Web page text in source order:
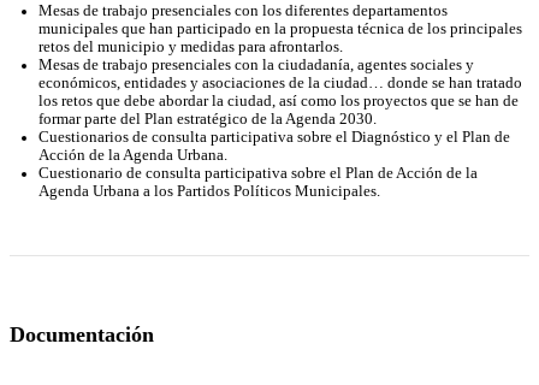
Mesas de trabajo presenciales con los diferentes departamentos
municipales que han participado en la propuesta técnica de los principales
retos del municipio y medidas para afrontarlos.
Mesas de trabajo presenciales con la ciudadanía, agentes sociales y
económicos, entidades y asociaciones de la ciudad… donde se han tratado
los retos que debe abordar la ciudad, así como los proyectos que se han de
formar parte del Plan estratégico de la Agenda 2030.
Cuestionarios de consulta participativa sobre el Diagnóstico y el Plan de
Acción de la Agenda Urbana.
Cuestionario de consulta participativa sobre el Plan de Acción de la
Agenda Urbana a los Partidos Políticos Municipales.
Documentación